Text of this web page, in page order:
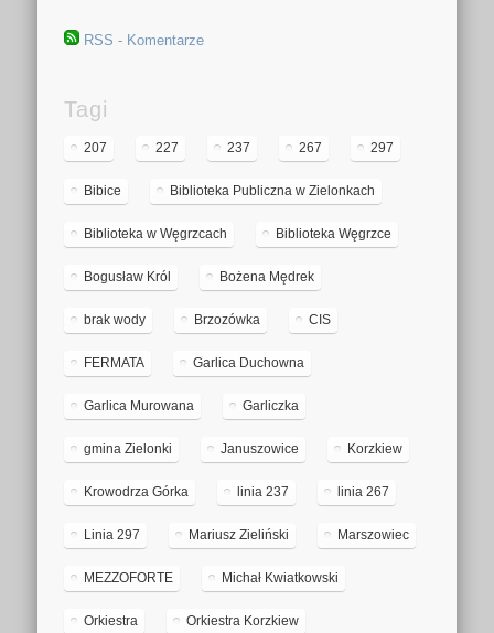
RSS - Komentarze
Tagi
207 227 237 267 297
Bibice Biblioteka Publiczna w Zielonkach
Biblioteka w Węgrzcach Biblioteka Węgrzce
Bogusław Król Bożena Mędrek
brak wody Brzozówka CIS
FERMATA Garlica Duchowna
Garlica Murowana Garliczka
gmina Zielonki Januszowice Korzkiew
Krowodrza Górka linia 237 linia 267
Linia 297 Mariusz Zieliński Marszowiec
MEZZOFORTE Michał Kwiatkowski
Orkiestra Orkiestra Korzkiew